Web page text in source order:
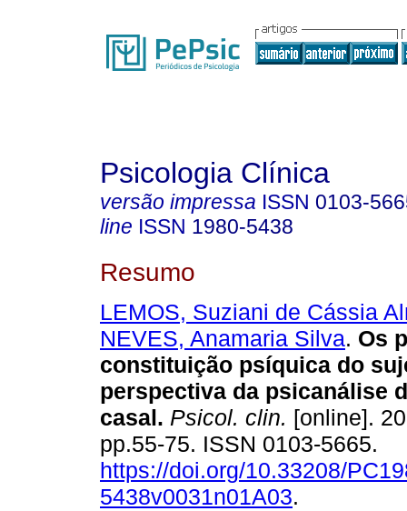
Psicologia Clínica
versão impressa ISSN 0103-
line ISSN 1980-5438
Resumo
LEMOS, Suziani de Cássia
NEVES, Anamaria Silva. Os
constituição psíquica do
perspectiva da psicanálise
casal. Psicol. clin. [online].
pp.55-75. ISSN 0103-5665.
https://doi.org/10.33208/
5438v0031n01A03.